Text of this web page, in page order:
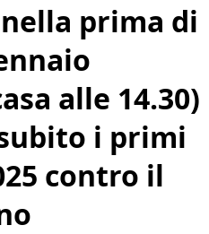
prima di
alle 14.30)
i primi
contro il